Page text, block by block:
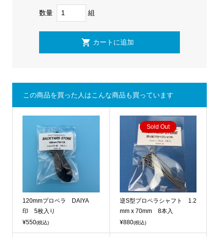
数量 組
この商品を買った人はこんな商品も買っています
120mmプロペラ DAIYA
印 5枚入り
¥550(税込)
Sold Out
逆S型プロペラシャフト 1.2
mm x 70mm 8本入
¥880(税込)